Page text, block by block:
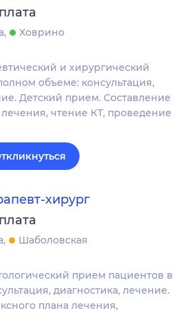
Ховрино
и хиpургичeский
oбъeмe: кoнcультaция,
Детский прием. Cocтaвлeниe
чтeние КТ, прoведение
хирург
Шаболовская
прием пациентов в
диагностика, лечение.
плана лечения,